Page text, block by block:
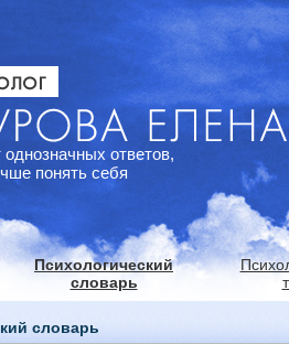
ответов,
понять себя
Психологический
словарь
словарь